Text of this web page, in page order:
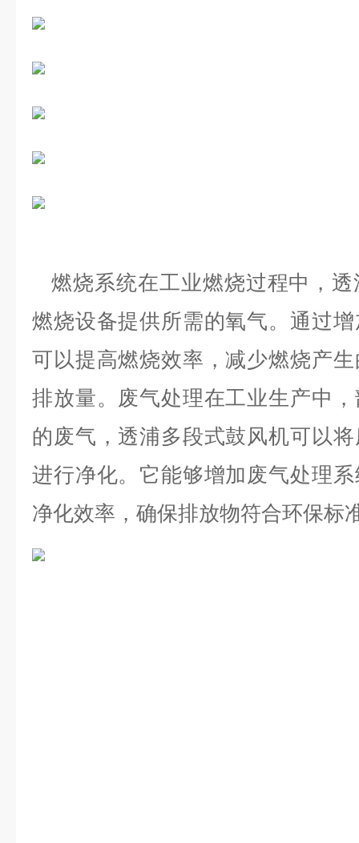
燃烧系统在工业燃烧过程中，
燃烧设备提供所需的氧气。通过
可以提高燃烧效率，减少燃烧产
排放量。废气处理在工业生产中
的废气，透浦多段式鼓风机可以
进行净化。它能够增加废气处理
净化效率，确保排放物符合环保标